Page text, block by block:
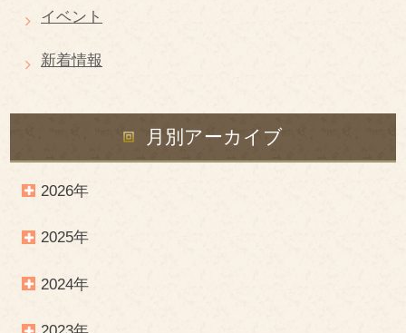
イベント
新着情報
月別アーカイブ
2026年
2025年
2024年